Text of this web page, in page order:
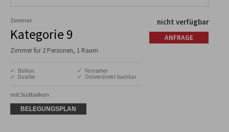
Zimmer
Kategorie 9
Zimmer für 2 Personen, 1 Raum
✓ Balkon
✓ Dusche
✓ Fernseher
✓ Online direkt buchbar
mit Südbalkon
nicht verfügbar
ANFRAGE
BELEGUNGSPLAN